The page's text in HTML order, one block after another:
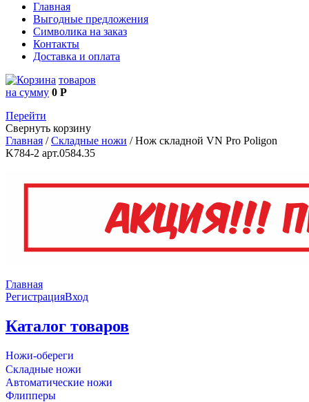
Главная
Выгодные предложения
Символика на заказ
Контакты
Доставка и оплата
товаров
на сумму 0 Р
Перейти
Свернуть корзину
Главная /Складные ножи /Нож складной VN Pro Poligon
K784-2 арт.0584.35
Главная
РегистрацияВход
Каталог товаров
Ножи-обереги
Складные ножи
Автоматические ножи
Флипперы